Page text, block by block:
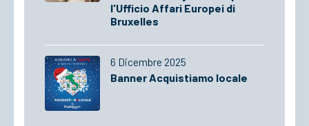
l'Ufficio Affari Europei di
Bruxelles
6 Dicembre 2025
Banner Acquistiamo locale